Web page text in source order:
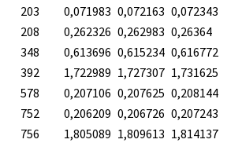
203 0,071983 0,072163 0,072343
208 0,262326 0,262983 0,26364
348 0,613696 0,615234 0,616772
392 1,722989 1,727307 1,731625
578 0,207106 0,207625 0,208144
752 0,206209 0,206726 0,207243
756 1,805089 1,809613 1,814137